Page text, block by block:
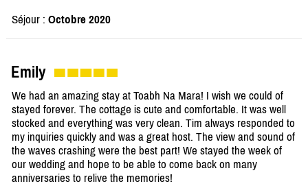
Séjour : Octobre 2020
Emily
We had an amazing stay at Toabh Na Mara! I wish we could of
stayed forever. The cottage is cute and comfortable. It was well
stocked and everything was very clean. Tim always responded to
my inquiries quickly and was a great host. The view and sound of
the waves crashing were the best part! We stayed the week of
our wedding and hope to be able to come back on many
anniversaries to relive the memories!